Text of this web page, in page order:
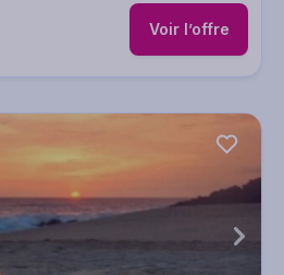
Voir l’offre